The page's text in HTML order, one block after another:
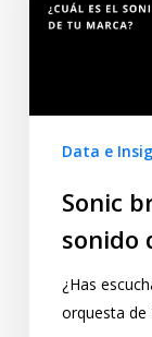
Data e
Sonic
sonido
¿Has
orquesta de